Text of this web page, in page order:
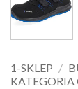
1-SKLEP /